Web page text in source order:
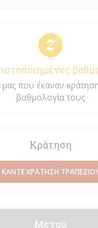
μας που έκαναν
βαθμολογία τους
Κράτηση
ΚΆΝΤΕ ΚΡΆΤΗΣΗ
Μενού